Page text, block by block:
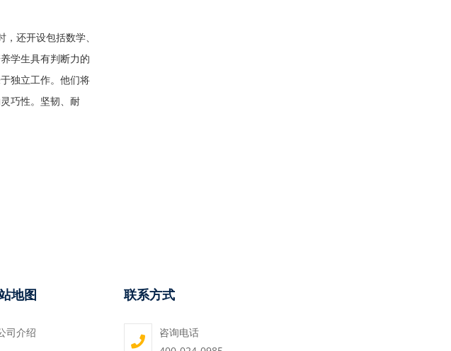
还开设包括数学、
学生具有判断力的
独立工作。他们将
巧性。坚韧、耐
地图
司介绍
联系方式
咨询电话